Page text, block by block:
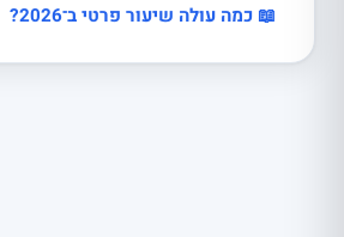
📖 כמה עולה שיעור פרטי ב־2026?